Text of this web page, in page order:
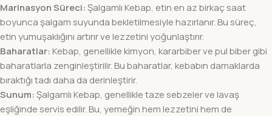
Marinasyon Süreci:Şalgamlı Kebap, etin en az birkaç saat
boyunca şalgam suyunda bekletilmesiyle hazırlanır. Bu süreç,
etin yumuşaklığını artırır ve lezzetini yoğunlaştırır.
Baharatlar: Kebap, genellikle kimyon, kararbiber ve pul biber gibi
baharatlarla zenginleştirilir. Bu baharatlar, kebabın damaklarda
bıraktığı tadı daha da derinleştirir.
Sunum:Şalgamlı Kebap, genellikle taze sebzeler ve lavaş
eşliğinde servis edilir. Bu, yemeğin hem lezzetini hem de